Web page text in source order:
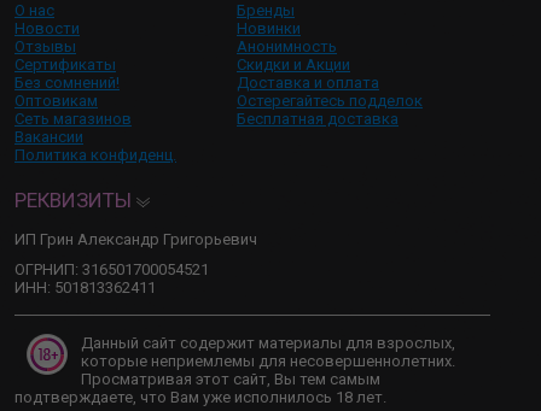
О нас
Новости
Отзывы
Сертификаты
Без сомнений!
Оптовикам
Сеть магазинов
Вакансии
Политика конфиденц.
Бренды
Новинки
Анонимность
Скидки и Акции
Доставка и оплата
Остерегайтесь подделок
Бесплатная доставка
РЕКВИЗИТЫ
ИП Грин Александр Григорьевич
ОГРНИП: 316501700054521
ИНН: 501813362411
Данный сайт содержит материалы для взрослых,
которые неприемлемы для несовершеннолетних.
Просматривая этот сайт, Вы тем самым
подтверждаете, что Вам уже исполнилось 18 лет.